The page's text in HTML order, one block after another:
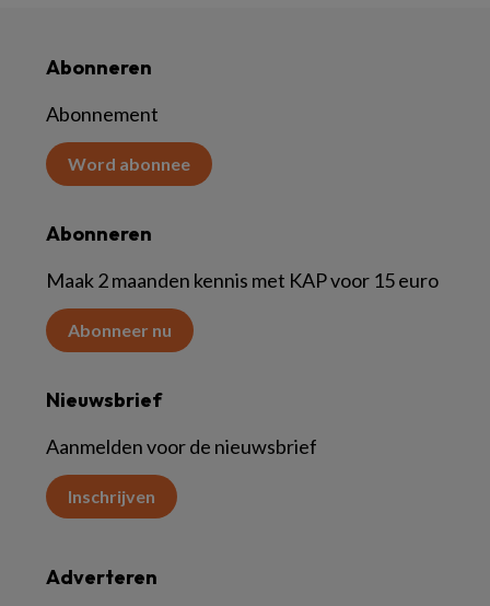
Abonneren
Abonnement
Word abonnee
Abonneren
Maak 2 maanden kennis met KAP voor 15 euro
Abonneer nu
Nieuwsbrief
Aanmelden voor de nieuwsbrief
Inschrijven
Adverteren